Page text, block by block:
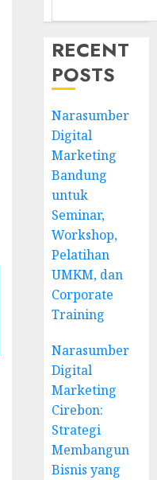
RECENT
POSTS
Narasumber
Digital
Marketing
Bandung
untuk
Seminar,
Workshop,
Pelatihan
UMKM, dan
Corporate
Training
Narasumber
Digital
Marketing
Cirebon:
Strategi
Membangun
Bisnis yang